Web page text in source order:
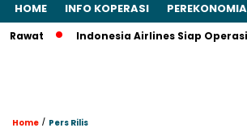
HOME INFO KOPERASI
Indonesia Airlines Siap Operasional
Home / Pers Rilis